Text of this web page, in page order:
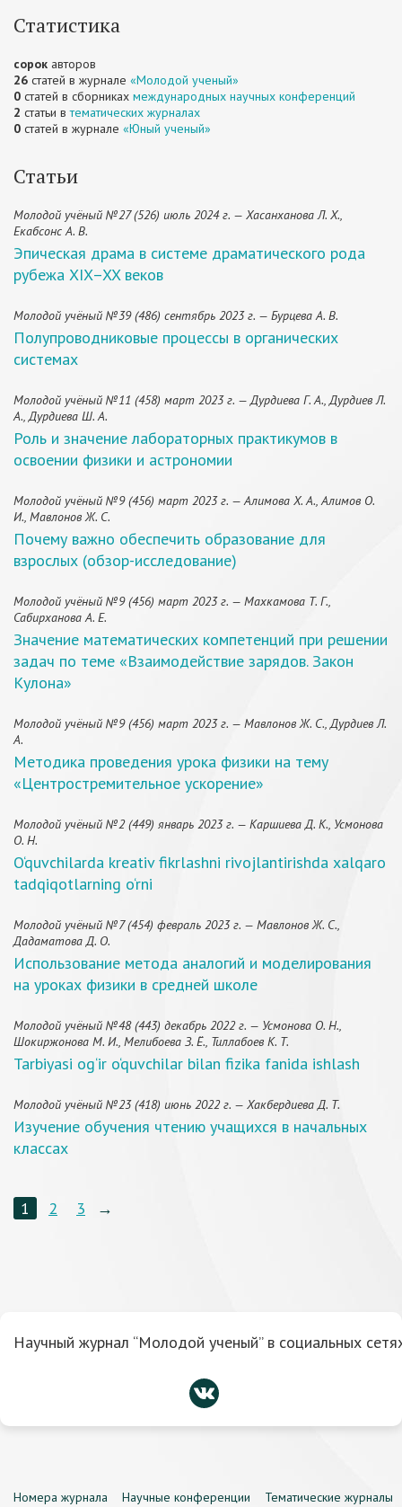
Статистика
сорок авторов
26 статей в журнале «Молодой ученый»
0 статей в сборниках международных научных конференций
2 статьи втематических журналах
0 статей в журнале «Юный ученый»
Статьи
Молодой учёный №27 (526) июль 2024 г. — Хасанханова Л. Х.,
Екабсонс А. В.
Эпическая драма в системе драматического рода
рубежа XIX–XX веков
Молодой учёный №39 (486) сентябрь 2023 г. — Бурцева А. В.
Полупроводниковые процессы в органических
системах
Молодой учёный №11 (458) март 2023 г. — Дурдиева Г. А., Дурдиев Л.
А., Дурдиева Ш. А.
Роль и значение лабораторных практикумов в
освоении физики и астрономии
Молодой учёный №9 (456) март 2023 г. — Алимова Х. А., Алимов О.
И., Мавлонов Ж. С.
Почему важно обеспечить образование для
взрослых (обзор-исследование)
Молодой учёный №9 (456) март 2023 г. — Махкамова Т. Г.,
Сабирханова А. Е.
Значение математических компетенций при решении
задач по теме «Взаимодействие зарядов. Закон
Кулона»
Молодой учёный №9 (456) март 2023 г. — Мавлонов Ж. С., Дурдиев Л.
А.
Методика проведения урока физики на тему
«Центростремительное ускорение»
Молодой учёный №2 (449) январь 2023 г. — Каршиева Д. К., Усмонова
О. Н.
O‘quvchilarda kreativ fikrlashni rivojlantirishda xalqaro
tadqiqotlarning o‘rni
Молодой учёный №7 (454) февраль 2023 г. — Мавлонов Ж. С.,
Дадаматова Д. О.
Использование метода аналогий и моделирования
на уроках физики в средней школе
Молодой учёный №48 (443) декабрь 2022 г. — Усмонова О. Н.,
Шокиржонова М. И., Мелибоева З. Ё., Тиллабоев К. Т.
Tarbiyasi og‘ir o‘quvchilar bilan fizika fanida ishlash
Молодой учёный №23 (418) июнь 2022 г. — Хакбердиева Д. Т.
Изучение обучения чтению учащихся в начальных
классах
1 2 3 →
Научный журнал “Молодой ученый” в социальных
Номера журнала Научные конференции Тематические журналы